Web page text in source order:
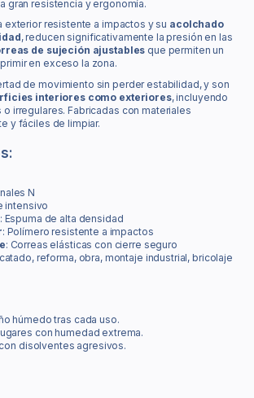
gran resistencia y ergonomía.
exterior resistente a impactos y su acolchado
, reducen significativamente la presión en las
de sujeción ajustables que permiten un
en exceso la zona.
de movimiento sin perder estabilidad, y son
interiores como exteriores, incluyendo
irregulares. Fabricadas con materiales
y fáciles de limpiar.
N
intensivo
: Espuma de alta densidad
: Polímero resistente a impactos
: Correas elásticas con cierre seguro
reforma, obra, montaje industrial, bricolaje
húmedo tras cada uso.
con humedad extrema.
disolventes agresivos.